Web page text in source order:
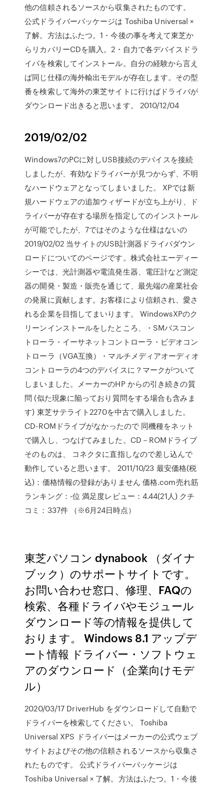
他の信頼されるソースから収集されたものです。
公式ドライバーパッケージは Toshiba Universal ×
了解。方法はふたつ。1・今後の事を考えて東芝か
らリカバリーCDを購入。2・自力で各デバイスドラ
イバを検索してインストール。自分の経験から言え
ば同じ仕様の海外輸出モデルが存在します。その型
番を検索して海外の東芝サイトに行けばドライバが
ダウンロード出きると思います。 2010/12/04
2019/02/02
Windows7のPCに対しUSB接続のデバイスを接続
しましたが、有効なドライバーが見つからず、不明
なハードウェアとなってしまいました。 XPでは新
規ハードウェアの追加ウィザードが立ち上がり、ド
ライバーが存在する場所を指定してのインストール
が可能でしたが、7ではそのような仕様はないの
2019/02/02 当サイトのUSB計測器ドライバダウン
ロードについてのページです。株式会社エーディー
シーでは、光計測器や電流発生器、電圧計など測定
器の開発・製造・販売を通じて、最先端の産業社会
の発展に貢献します。お客様により信頼され、愛さ
れる企業を目指してまいります。 WindowsXPのク
リーンインストールをしたところ、・SMバスコン
トローラ・イーサネットコントローラ・ビデオコン
トローラ（VGA互換）・マルチメディアオーディオ
コントローラの4つのデバイスに？マークがついて
しまいました。メーカーのHP からの引き続きの質
問 (似た現象に陥っており質問をする場合も含みま
す) 東芝サテライト2270を中古で購入しました。
CD-ROMドライブがなかったので 同機種をネット
で購入し、つなげてみました。CD－ROMドライブ
そのものは、 コネクタに直指しなので差し込んで
動作していると思います。 2011/10/23 最安価格(税
込)：価格情報の登録がありません 価格.com売れ筋
ランキング：-位 満足度レビュー：4.44(21人) クチ
コミ：337件 （※6月24日時点）
東芝パソコン dynabook （ダイナ
ブック）のサポートサイトです。
お問い合わせ窓口、修理、FAQの
検索、各種ドライバやモジュール
ダウンロード等の情報を提供して
おります。 Windows 8.1 アップデ
ート情報 ドライバー・ソフトウェ
アのダウンロード（企業向けモデ
ル）
2020/03/17 DriverHub をダウンロードして自動で
ドライバーを検索してください。 Toshiba
Universal XPS ドライバーはメーカーの公式ウェブ
サイトおよびその他の信頼されるソースから収集さ
れたものです。 公式ドライバーパッケージは
Toshiba Universal × 了解。方法はふたつ。1・今後